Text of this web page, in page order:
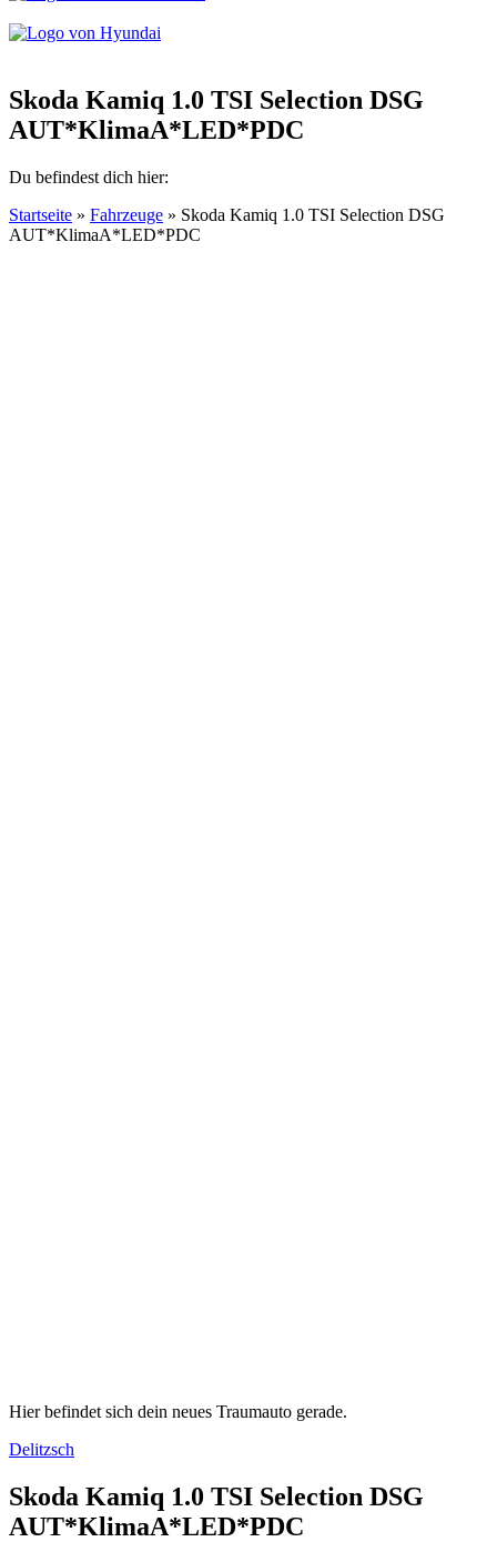
Skoda Kamiq 1.0 TSI Selection DSG
AUT*KlimaA*LED*PDC
Du befindest dich hier:
Startseite » Fahrzeuge » Skoda Kamiq 1.0 TSI Selection DSG
AUT*KlimaA*LED*PDC
Hier befindet sich dein neues Traumauto gerade.
Delitzsch
Skoda Kamiq 1.0 TSI Selection DSG
AUT*KlimaA*LED*PDC